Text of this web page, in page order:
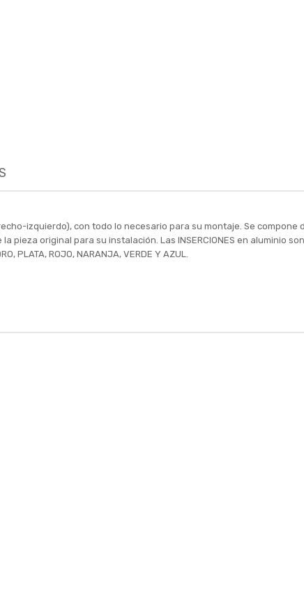
izquierdo), con todo lo necesario para su montaje. Se
pieza original para su instalación. Las INSERCIONES en aluminio
ROJO, NARANJA, VERDE Y AZUL.